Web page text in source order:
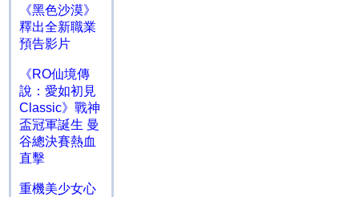
《黑色沙漠》
釋出全新職業
預告影片
《RO仙境傳
說：愛如初見
Classic》戰神
盃冠軍誕生 曼
谷總決賽熱血
直擊
重機美少女心